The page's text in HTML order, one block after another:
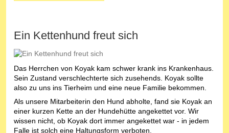
Ein Kettenhund freut sich
Das Herrchen von Koyak kam schwer krank ins Krankenhaus.
Sein Zustand verschlechterte sich zusehends. Koyak sollte
also zu uns ins Tierheim und eine neue Familie bekommen.
Als unsere Mitarbeiterin den Hund abholte, fand sie Koyak an
einer kurzen Kette an der Hundehütte angekettet vor. Wir
wissen nicht, ob Koyak dort immer angekettet war - in jedem
Falle ist solch eine Haltungsform verboten.